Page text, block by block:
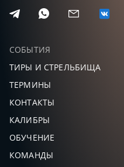
СОБЫТИЯ
ТИРЫ И СТРЕЛЬБИЩА
ТЕРМИНЫ
КОНТАКТЫ
КАЛИБРЫ
ОБУЧЕНИЕ
КОМАНДЫ